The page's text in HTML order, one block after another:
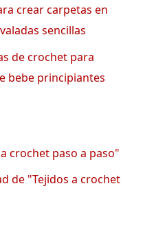
crear carpetas en
sencillas
de crochet para
bebe principiantes
crochet paso a paso"
de "Tejidos a crochet